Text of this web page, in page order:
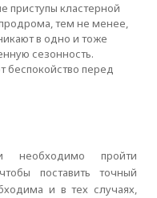
приступы кластерной
тем не менее,
в одно и тоже
сезонность.
беспокойство перед
необходимо пройти
поставить точный
и в тех случаях,